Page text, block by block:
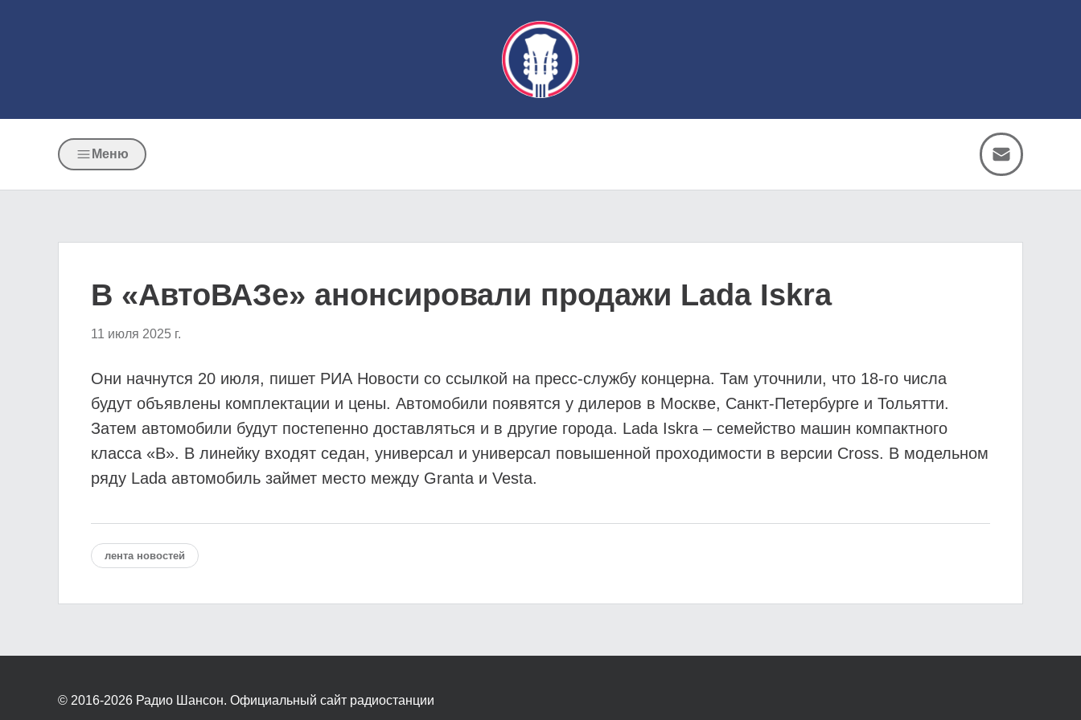
Меню
В «АвтоВАЗе» анонсировали продажи Lada Iskra
11 июля 2025 г.
Они начнутся 20 июля, пишет РИА Новости со ссылкой на пресс-службу концерна. Там уточнили, что 18-го числа
будут объявлены комплектации и цены. Автомобили появятся у дилеров в Москве, Санкт-Петербурге и Тольятти.
Затем автомобили будут постепенно доставляться и в другие города. Lada Iskra – семейство машин компактного
класса «В». В линейку входят седан, универсал и универсал повышенной проходимости в версии Cross. В модельном
ряду Lada автомобиль займет место между Granta и Vesta.
лента новостей
© 2016-2026 Радио Шансон. Официальный сайт радиостанции